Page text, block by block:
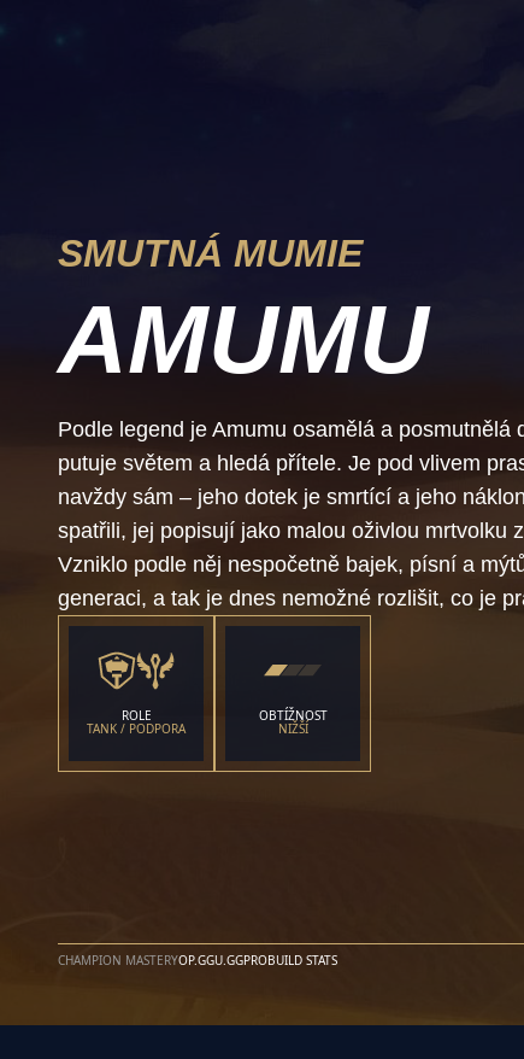
SMUTNÁ MUMIE
AMUMU
Podle legend je Amumu osamělá a
putuje světem a hledá přítele. Je pod vlivem
navždy sám – jeho dotek je smrtící a jeho
spatřili, jej popisují jako malou oživlou mrtvolku
Vzniklo podle něj nespočetně bajek, písní a
generaci, a tak je dnes nemožné rozlišit, co je
ROLE
TANK / PODPORA
OBTÍŽNOST
NIŽŠÍ
CHAMPION MASTERYOP.GGU.GGPROBUILD STATS